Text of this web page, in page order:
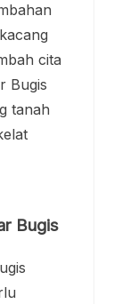
cita
Bugis
tanah
Bugis